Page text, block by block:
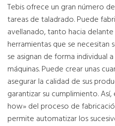
Tebis ofrece un gran número
tareas de taladrado. Puede
avellanado, tanto hacia
herramientas que se necesitan
se asignan de forma individual
máquinas. Puede crear unas
asegurar la calidad de sus
garantizar su cumplimiento.
how» del proceso de
permite automatizar los